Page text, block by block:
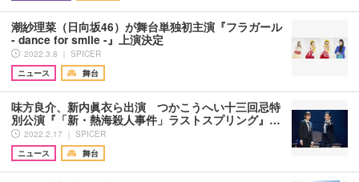
潮紗理菜（⽇向坂46）が舞台単独初主演『フラガール
- dance for smile -』上演決定
2022.3.8 ｜ SPICER
ニュース
舞台
味方良介、新内眞衣ら出演 つかこうへい十三回忌特
別公演『「新・熱海殺人事件」ラストスプリング』…
2022.2.17 ｜ SPICER
ニュース
舞台